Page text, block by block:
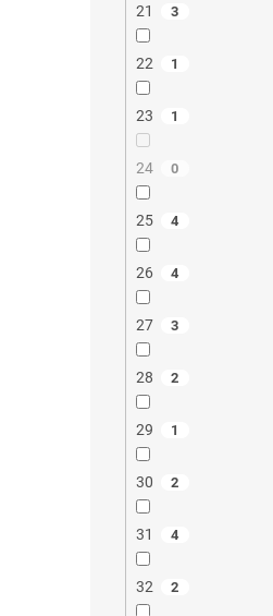
21 3
22 1
23 1
24 0
25 4
26 4
27 3
28 2
29 1
30 2
31 4
32 2